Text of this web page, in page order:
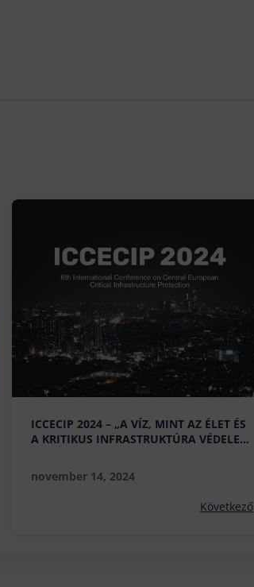
ICCECIP 2024 – „A VÍZ, MINT AZ ÉLET ÉS
A KRITIKUS INFRASTRUKTÚRA VÉDELEM
november 14, 2024
Következő